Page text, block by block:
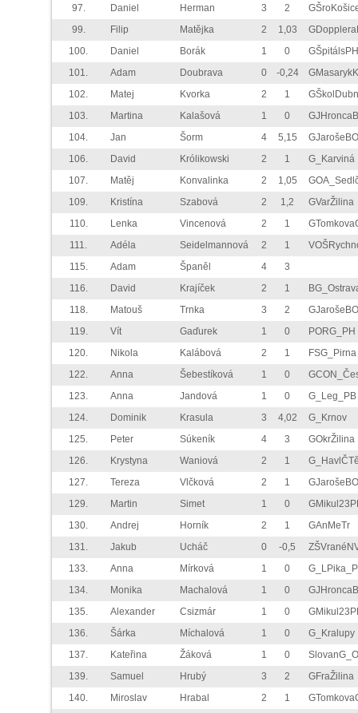
97.
Daniel Herman 3 2
99.
Filip Matějka 2 1,03
100.
Daniel Borák 1 0
GŠpitálsPH
101.
Adam Doubrava 0 -0,24
102.
Matej Kvorka 2 1
103.
Martina Kalašová 1 0
104.
Jan Šorm 4 5,15
GJarošeBO
106.
David Królikowski 2 1
G_Karviná
107.
Matěj Konvalinka 2 1,05
109.
Kristína Szabová 2 1,2
GVarŽilina
110.
Lenka Vincenová 2 1
111.
Adéla Seidelmannová 2 1
115.
Adam Španěl 4
3
116.
David Krajíček 2 1
118.
Matouš Trnka 3 2
GJarošeBO
119.
Vít Gaďurek 1 0
PORG_PH
120.
Nikola Kalábová 2 1
FSG_Pirna
122.
Anna Šebestíková 1 0
123.
Anna Jandová 1 0
G_Leg_PB
124.
Dominik Krasula 3 4,02
G_Krnov
125.
Peter Súkeník 4 3
GOkrŽilina
126.
Krystyna Waniová 2 1
127.
Tereza Vlčková 2 1
GJarošeBO
129.
Martin Simet 1 0
130.
Andrej Horník 2 1
GAnMeTr
131.
Jakub Ucháč 0 -0,5
133.
Anna Mírková 1 0
134.
Monika Machalová 1 0
135.
Alexander Csizmár 1 0
136.
Šárka Míchalová 1 0
G_Kralupy
137.
Kateřina Žáková 1 0
139.
Samuel Hrubý 3 2
GFraŽilina
140.
Miroslav Hrabal 2 1